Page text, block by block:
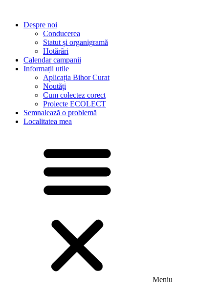
Despre noi
Conducerea
Statut și organigramă
Hotărâri
Calendar campanii
Informații utile
Aplicația Bihor Curat
Noutăți
Cum colectez corect
Proiecte ECOLECT
Semnalează o problemă
Localitatea mea
Meniu